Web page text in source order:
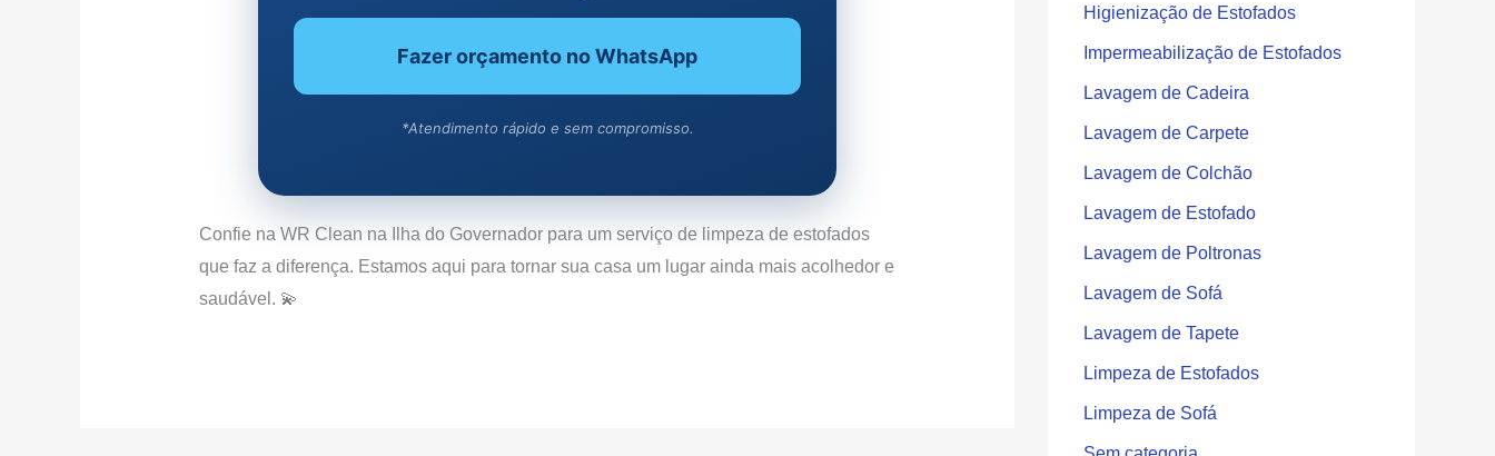
Fazer orçamento no WhatsApp
*Atendimento rápido e sem compromisso.
Confie na WR Clean na Ilha do Governador para um serviço de limpeza de estofados
que faz a diferença. Estamos aqui para tornar sua casa um lugar ainda mais acolhedor e
saudável. 💫
Higienização de Estofados
Impermeabilização de Estofados
Lavagem de Cadeira
Lavagem de Carpete
Lavagem de Colchão
Lavagem de Estofado
Lavagem de Poltronas
Lavagem de Sofá
Lavagem de Tapete
Limpeza de Estofados
Limpeza de Sofá